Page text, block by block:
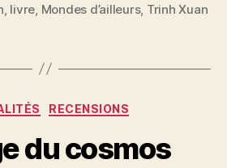
livre Mondes d’ailleurs, Trinh Xuan
Catégories
RECENSIONS
du cosmos